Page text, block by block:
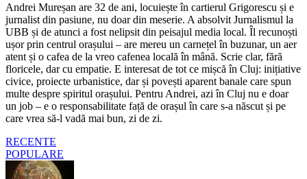
Andrei Mureșan are 32 de ani, locuiește în cartierul Grigorescu și e
jurnalist din pasiune, nu doar din meserie. A absolvit Jurnalismul la
UBB și de atunci a fost nelipsit din peisajul media local. Îl recunoști
ușor prin centrul orașului – are mereu un carnețel în buzunar, un aer
atent și o cafea de la vreo cafenea locală în mână. Scrie clar, fără
floricele, dar cu empatie. E interesat de tot ce mișcă în Cluj: inițiative
civice, proiecte urbanistice, dar și povești aparent banale care spun
multe despre spiritul orașului. Pentru Andrei, azi în Cluj nu e doar
un job – e o responsabilitate față de orașul în care s-a născut și pe
care vrea să-l vadă mai bun, zi de zi.
RECENTE
POPULARE